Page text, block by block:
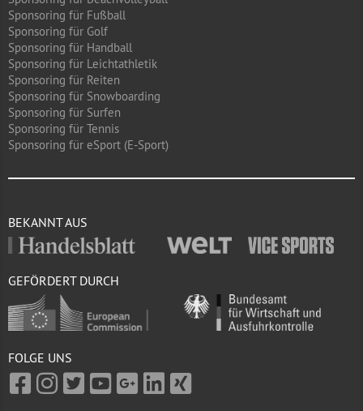
Sponsoring für Fußball
Sponsoring für Golf
Sponsoring für Handball
Sponsoring für Leichtathletik
Sponsoring für Reiten
Sponsoring für Snowboarding
Sponsoring für Surfen
Sponsoring für Tennis
Sponsoring für eSport (E-Sport)
BEKANNT AUS
GEFÖRDERT DURCH
FOLGE UNS